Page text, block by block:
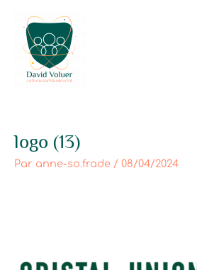
contenu
logo (13)
Par anne-so.frade / 08/04/2024